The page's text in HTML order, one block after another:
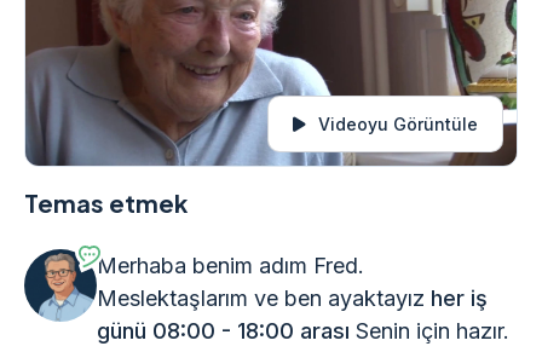
Videoyu Görüntüle
Temas etmek
Merhaba benim adım Fred.
Meslektaşlarım ve ben ayaktayız her iş
günü 08:00 - 18:00 arası Senin için hazır.